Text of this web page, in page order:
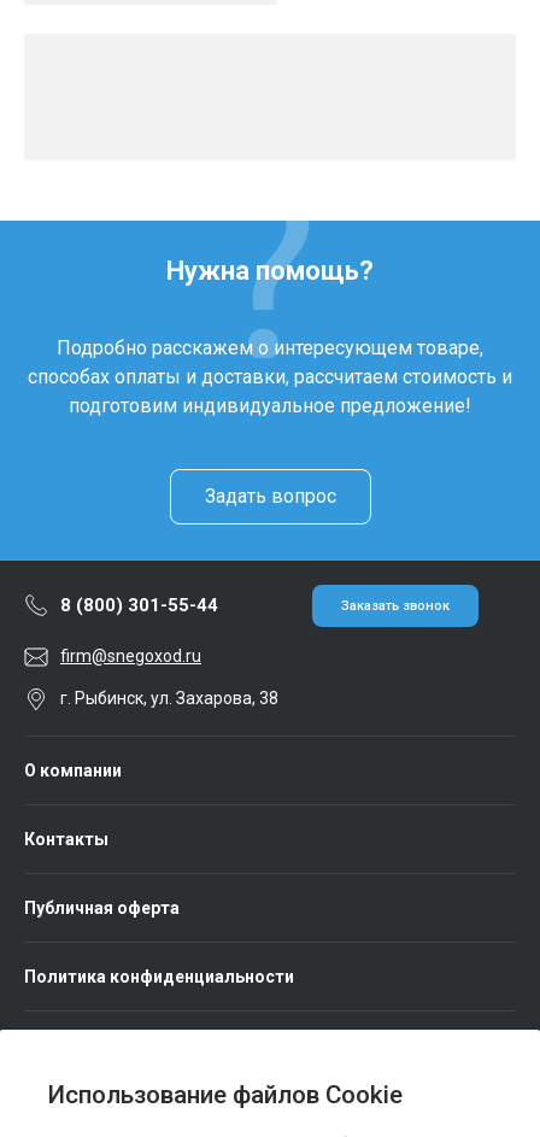
Использование файлов Cookie
Нужна помощь?
Подробно расскажем о интересующем товаре,
способах оплаты и доставки, рассчитаем стоимость и
подготовим индивидуальное предложение!
Задать вопрос
8 (800) 301-55-44 Заказать звонок
firm@snegoxod.ru
г. Рыбинск, ул. Захарова, 38
О компании
Контакты
Публичная оферта
Политика конфиденциальности